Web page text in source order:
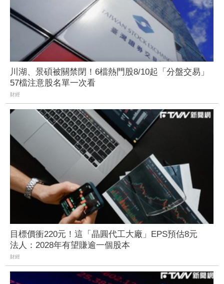
川湖、景碩被關禁閉！6檔熱門股8/10起「分盤交易」
57檔注意股名單一次看
財經
目標價衝220元！這「晶圓代工大廠」EPS預估8元
法人：2028年有望賺逾一個股本
財經